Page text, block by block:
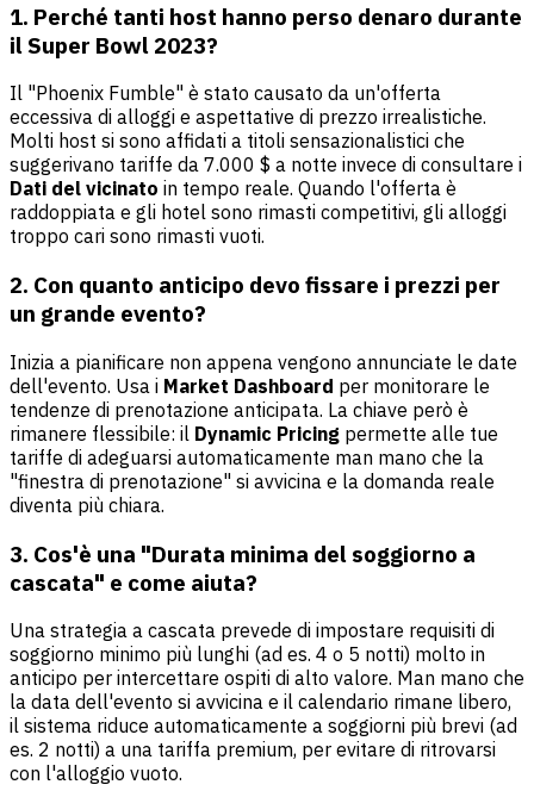
1. Perché tanti host hanno perso denaro durante
il Super Bowl 2023?
Il "Phoenix Fumble" è stato causato da un'offerta
eccessiva di alloggi e aspettative di prezzo irrealistiche.
Molti host si sono affidati a titoli sensazionalistici che
suggerivano tariffe da 7.000 $ a notte invece di consultare i
Dati del vicinato in tempo reale. Quando l'offerta è
raddoppiata e gli hotel sono rimasti competitivi, gli alloggi
troppo cari sono rimasti vuoti.
2. Con quanto anticipo devo fissare i prezzi per
un grande evento?
Inizia a pianificare non appena vengono annunciate le date
dell'evento. Usa i Market Dashboard per monitorare le
tendenze di prenotazione anticipata. La chiave però è
rimanere flessibile: il Dynamic Pricing permette alle tue
tariffe di adeguarsi automaticamente man mano che la
"finestra di prenotazione" si avvicina e la domanda reale
diventa più chiara.
3. Cos'è una "Durata minima del soggiorno a
cascata" e come aiuta?
Una strategia a cascata prevede di impostare requisiti di
soggiorno minimo più lunghi (ad es. 4 o 5 notti) molto in
anticipo per intercettare ospiti di alto valore. Man mano che
la data dell'evento si avvicina e il calendario rimane libero,
il sistema riduce automaticamente a soggiorni più brevi (ad
es. 2 notti) a una tariffa premium, per evitare di ritrovarsi
con l'alloggio vuoto.